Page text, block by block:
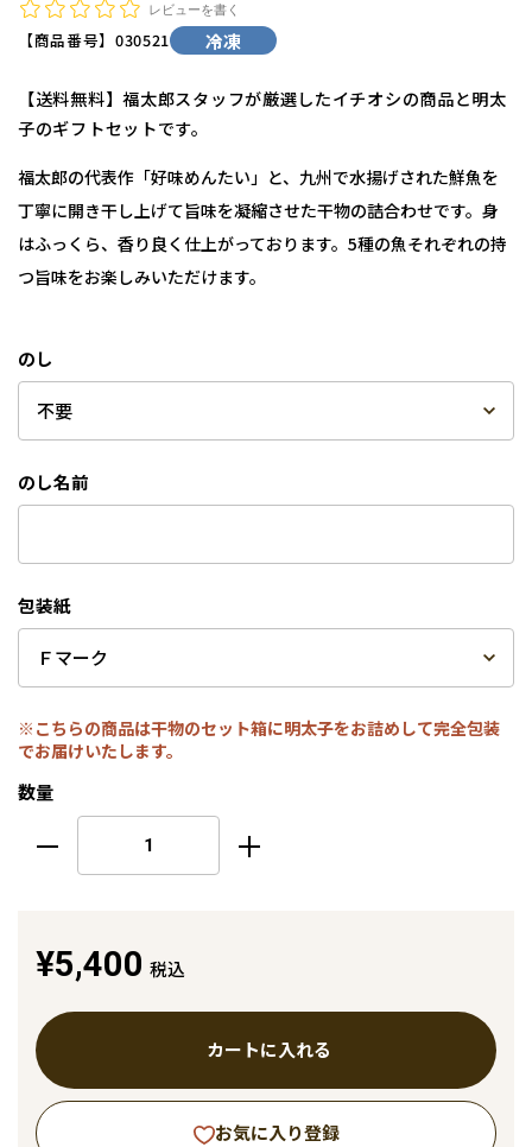
レビューを書く
【商品番号】 030521 冷凍
【送料無料】福太郎スタッフが厳選したイチオシの商品と明太
子のギフトセットです。
福太郎の代表作「好味めんたい」と、九州で水揚げされた鮮魚を
丁寧に開き干し上げて旨味を凝縮させた干物の詰合わせです。身
はふっくら、香り良く仕上がっております。5種の魚それぞれの持
つ旨味をお楽しみいただけます。
のし
のし名前
包装紙
※こちらの商品は干物のセット箱に明太子をお詰めして完全包装
でお届けいたします。
数量
¥5,400 税込
カートに入れる
お気に入り登録